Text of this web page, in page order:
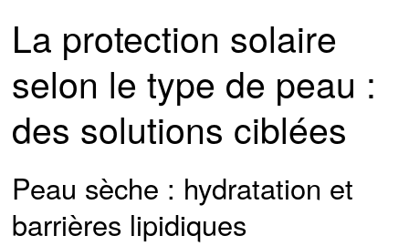
La protection solaire
selon le type de peau :
des solutions ciblées
Peau sèche : hydratation et
barrières lipidiques